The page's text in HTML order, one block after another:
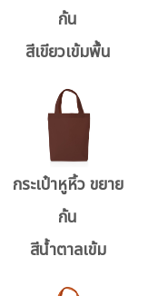
ก้น
สีเขียวเข้มพื้น
กระเป๋าหูหิ้ว ขยาย
ก้น
สีน้ำตาลเข้ม